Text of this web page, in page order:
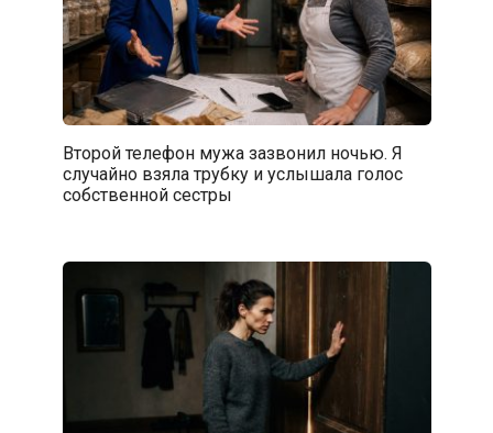
Второй телефон мужа зазвонил ночью. Я
случайно взяла трубку и услышала голос
собственной сестры